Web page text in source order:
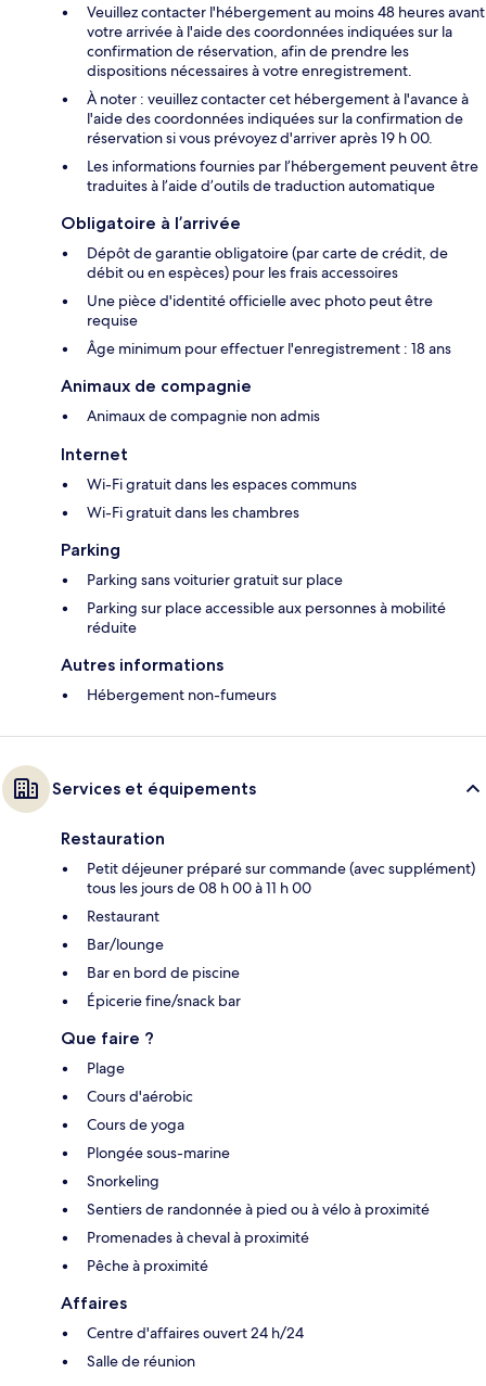
Veuillez contacter l'hébergement au moins 48 heures avant
votre arrivée à l'aide des coordonnées indiquées sur la
confirmation de réservation, afin de prendre les
dispositions nécessaires à votre enregistrement.
À noter : veuillez contacter cet hébergement à l'avance à
l'aide des coordonnées indiquées sur la confirmation de
réservation si vous prévoyez d'arriver après 19 h 00.
Les informations fournies par l’hébergement peuvent être
traduites à l’aide d’outils de traduction automatique
Obligatoire à l’arrivée
Dépôt de garantie obligatoire (par carte de crédit, de
débit ou en espèces) pour les frais accessoires
Une pièce d'identité officielle avec photo peut être
requise
Âge minimum pour effectuer l'enregistrement : 18 ans
Animaux de compagnie
Animaux de compagnie non admis
Internet
Wi-Fi gratuit dans les espaces communs
Wi-Fi gratuit dans les chambres
Parking
Parking sans voiturier gratuit sur place
Parking sur place accessible aux personnes à mobilité
réduite
Autres informations
Hébergement non-fumeurs
Services et équipements
Restauration
Petit déjeuner préparé sur commande (avec supplément)
tous les jours de 08 h 00 à 11 h 00
Restaurant
Bar/lounge
Bar en bord de piscine
Épicerie fine/snack bar
Que faire ?
Plage
Cours d'aérobic
Cours de yoga
Plongée sous-marine
Snorkeling
Sentiers de randonnée à pied ou à vélo à proximité
Promenades à cheval à proximité
Pêche à proximité
Affaires
Centre d'affaires ouvert 24 h/24
Salle de réunion